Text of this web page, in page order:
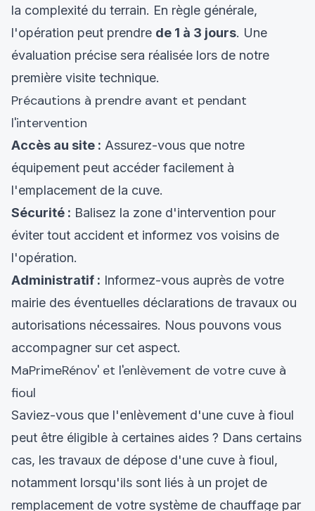
la complexité du terrain. En règle générale,
l'opération peut prendre de 1 à 3 jours. Une
évaluation précise sera réalisée lors de notre
première visite technique.
Précautions à prendre avant et pendant
l'intervention
Accès au site : Assurez-vous que notre
équipement peut accéder facilement à
l'emplacement de la cuve.
Sécurité : Balisez la zone d'intervention pour
éviter tout accident et informez vos voisins de
l'opération.
Administratif : Informez-vous auprès de votre
mairie des éventuelles déclarations de travaux ou
autorisations nécessaires. Nous pouvons vous
accompagner sur cet aspect.
MaPrimeRénov' et l'enlèvement de votre cuve à
fioul
Saviez-vous que l'enlèvement d'une cuve à fioul
peut être éligible à certaines aides ? Dans certains
cas, les travaux de dépose d'une cuve à fioul,
notamment lorsqu'ils sont liés à un projet de
remplacement de votre système de chauffage par